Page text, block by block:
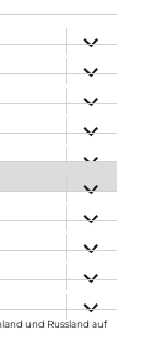
anzeigen
anzeigen
anzeigen
anzeigen
anzeigen
anzeigen
anzeigen
anzeigen
anzeigen
und Russland auf